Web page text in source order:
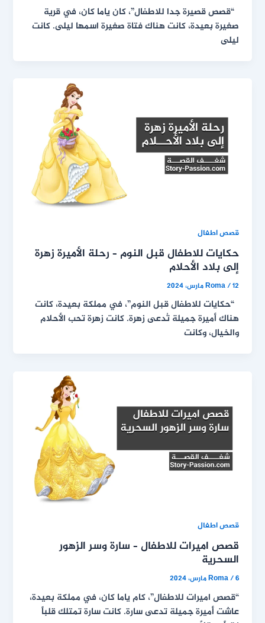
“قصص قصيرة جدا للاطفال”، كان ياما كان، في قرية
صغيرة بعيدة، كانت هناك فتاة صغيرة اسمها ليلى. كانت
ليلى
قصص اطفال
حكايات للاطفال قبل النوم – رحلة الأميرة زهرة
إلى بلاد الأحلام
Roma/12 مارس، 2024
“حكايات للاطفال قبل النوم”، في مملكة بعيدة، كانت
هناك أميرة جميلة تُدعى زهرة. كانت زهرة تحب الأحلام
والخيال، وكانت
قصص اطفال
قصص اميرات للاطفال – سارة وسر الزهور
السحرية
Roma/6 مارس، 2024
“قصص اميرات للاطفال”، كام ياما كان، في مملكة بعيدة،
عاشت أميرة جميلة تدعى سارة. كانت سارة تمتلك قلباً